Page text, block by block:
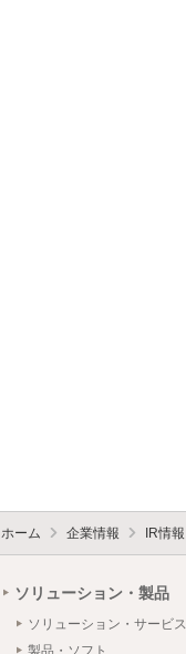
ホーム 企業情報 IR情報
ソリューション・製品
ソリューション・サービス
製品・ソフト